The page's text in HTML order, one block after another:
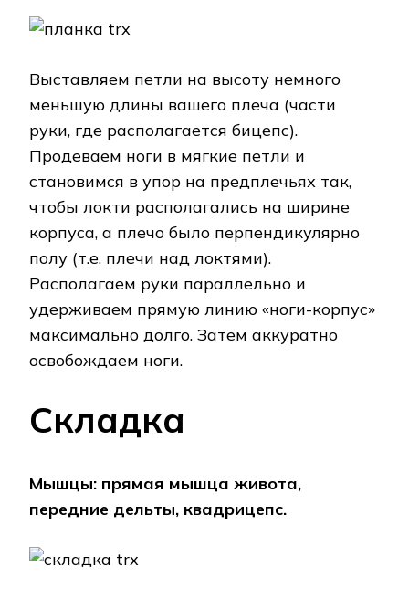
Выставляем петли на высоту немного
меньшую длины вашего плеча (части
руки, где располагается бицепс).
Продеваем ноги в мягкие петли и
становимся в упор на предплечьях так,
чтобы локти располагались на ширине
корпуса, а плечо было перпендикулярно
полу (т.е. плечи над локтями).
Располагаем руки параллельно и
удерживаем прямую линию «ноги-корпус»
максимально долго. Затем аккуратно
освобождаем ноги.
Складка
Мышцы: прямая мышца живота,
передние дельты, квадрицепс.